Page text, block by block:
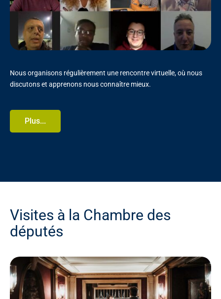
Nous organisons régulièrement une rencontre virtuelle, où nous
discutons et apprenons nous connaître mieux.
Plus...
Visites à la Chambre des
députés